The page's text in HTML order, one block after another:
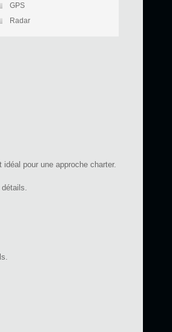
GPS
Radar
pour une approche charter.